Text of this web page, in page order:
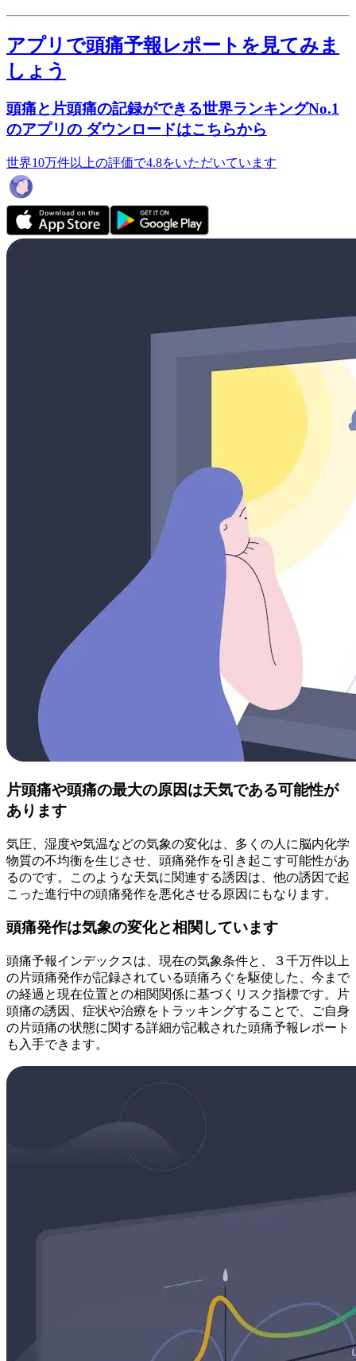
アプリで頭痛予報レポートを見てみま
しょう
頭痛と片頭痛の記録ができる世界ランキングNo.1
のアプリの ダウンロードはこちらから
世界10万件以上の評価で4.8をいただいています
片頭痛や頭痛の最大の原因は天気である可能性が
あります
気圧、湿度や気温などの気象の変化は、多くの人に脳内化学
物質の不均衡を生じさせ、頭痛発作を引き起こす可能性があ
るのです。このような天気に関連する誘因は、他の誘因で起
こった進行中の頭痛発作を悪化させる原因にもなります。
頭痛発作は気象の変化と相関しています
頭痛予報インデックスは、現在の気象条件と、３千万件以上
の片頭痛発作が記録されている頭痛ろぐを駆使した、今まで
の経過と現在位置との相関関係に基づくリスク指標です。片
頭痛の誘因、症状や治療をトラッキングすることで、ご自身
の片頭痛の状態に関する詳細が記載された頭痛予報レポート
も入手できます。